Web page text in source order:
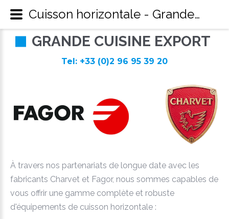
GRANDE CUISINE EXPORT
Tel: +33 (0)2 96 95 39 20
À travers nos partenariats de longue date avec les
fabricants Charvet et Fagor, nous sommes capables de
vous offrir une gamme complète et robuste
d'équipements de cuisson horizontale :
Cuisson horizontale - Grande Cuisine Export